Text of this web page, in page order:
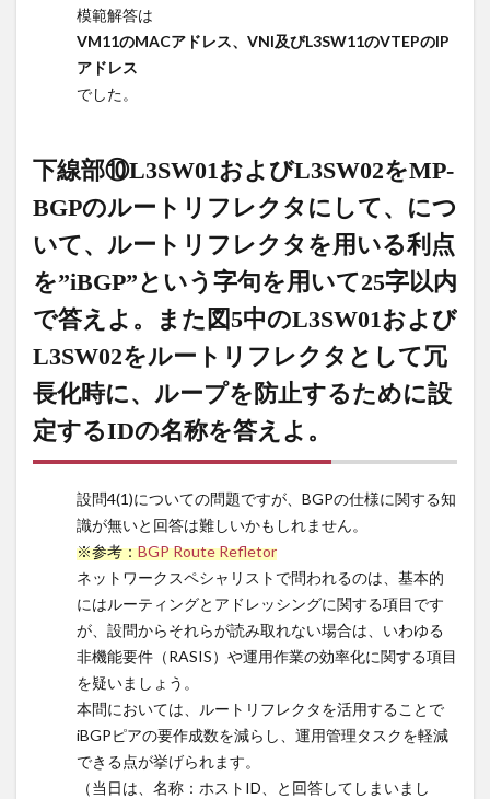
るため
ARP要
含む
パケッ
トを受
ときに
学習す
る内容
を45以
内で答
えよ。
13
下線
部
および
L3SW02を
MP-BGPの
ルートリフ
レクタにし
て、につい
て、ルート
を用いる利
を”iBGP”と
いう字句を
用いて25
模範解答は
VM11のMACアドレス、VNI及びL3SW11のVTEPのIP
アドレス
でした。
下線部⑩L3SW01およびL3SW02をMP-
BGPのルートリフレクタにして、につ
いて、ルートリフレクタを用いる利点
を”iBGP”という字句を用いて25字以内
で答えよ。また図5中のL3SW01および
L3SW02をルートリフレクタとして冗
長化時に、ループを防止するために設
定するIDの名称を答えよ。
設問4(1)についての問題ですが、BGPの仕様に関する知
識が無いと回答は難しいかもしれません。
※参考：BGP Route Refletor
ネットワークスペシャリストで問われるのは、基本的
にはルーティングとアドレッシングに関する項目です
が、設問からそれらが読み取れない場合は、いわゆる
非機能要件（RASIS）や運用作業の効率化に関する項目
を疑いましょう。
本問においては、ルートリフレクタを活用することで
iBGPピアの要作成数を減らし、運用管理タスクを軽減
できる点が挙げられます。
（当日は、名称：ホストID、と回答してしまいまし